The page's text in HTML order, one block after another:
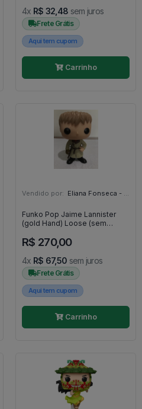
4x R$ 32,48 sem juros
Frete Grátis
Aqui tem cupom
Carrinho
Vendido por: Eliana Fonseca - SP
Funko Pop Jaime Lannister
(gold Hand) Loose (sem
R$ 270,00
4x R$ 67,50 sem juros
Frete Grátis
Aqui tem cupom
Carrinho